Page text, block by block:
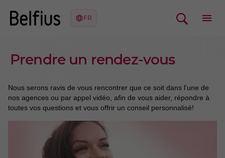
Prendre un rendez-vous
Nous serons ravis de vous rencontrer que ce soit dans l'une de
nos agences ou par appel vidéo, afin de vous aider, répondre à
toutes vos questions et vous offrir un conseil personnalisé!